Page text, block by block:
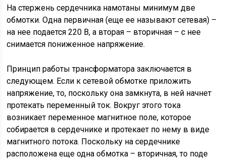
На стержень сердечника намотаны минимум две
обмотки. Одна первичная (еще ее называют сетевая) –
на нее подается 220 В, а вторая – вторичная – с нее
снимается пониженное напряжение.
Принцип работы трансформатора заключается в
следующем. Если к сетевой обмотке приложить
напряжение, то, поскольку она замкнута, в ней начнет
протекать переменный ток. Вокруг этого тока
возникает переменное магнитное поле, которое
собирается в сердечнике и протекает по нему в виде
магнитного потока. Поскольку на сердечнике
расположена еще одна обмотка – вторичная, то поде